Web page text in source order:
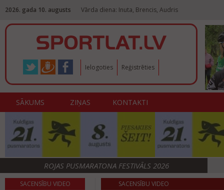
2026. gada 10. augusts Vārda diena: Inuta, Brencis, Audris
Ielogoties Reģistrēties
SĀKUMS ZIŅAS KONTAKTI
ROJAS PUSMARATONA FESTIVĀLS 2026
SACENSĪBU VIDEO SACENSĪBU VIDEO